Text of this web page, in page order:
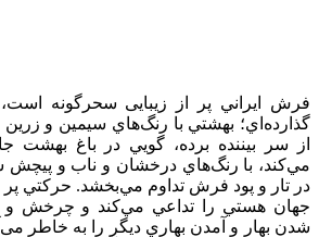
فرش ايراني پر از زيبایی سحرگونه
گذارده‌اي؛ بهشتي با رنگ‌هاي سيمين و
از سر بيننده برده، ‌گويي در باغ بهشت
مي‌كند، با رنگ‌هاي درخشان و ناب و پیچش
در تار و پود فرش تداوم مي‌بخشد. حركتي
جهان هستي را تداعي مي‌كند و چرخش
شدن بهار و آمدن بهاري ديگر را به خاطر